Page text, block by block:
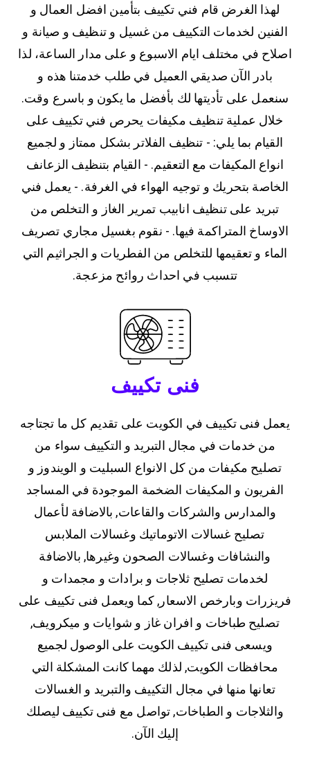
لهذا الغرض قام فني تكييف بتأمين افضل العمال و
الفنين لخدمات التكييف من غسيل و تنظيف و صيانة و
اصلاح في مختلف ايام الاسبوع و على مدار الساعة، لذا
بادر الآن صديقي العميل في طلب خدمتنا هذه و
سنعمل على تأديتها لك بأفضل ما يكون و باسرع وقت.
خلال عملية تنظيف مكيفات يحرص فني تكييف على
القيام بما يلي: - تنظيف الفلاتر بشكل ممتاز و لجميع
انواع المكيفات مع التعقيم. - القيام بتنظيف الزعانف
الخاصة بتحريك و توجيه الهواء في الغرفة. - يعمل فني
تبريد على تنظيف انابيب تمرير الغاز و التخلص من
الاوساخ المتراكمة فيها. - نقوم بغسيل مجاري تصريف
الماء و تعقيمها للتخلص من الفطريات و الجراثيم التي
تتسبب في احداث روائح مزعجة.
فنى تكييف
يعمل فنى تكييف في الكويت على تقديم كل ما تجتاجه
من خدمات في مجال التبريد و التكييف سواء من
تصليح مكيفات من كل الانواع السبليت و الويندوز و
الفريون و المكيفات الضخمة الموجودة في المساجد
والمدارس والشركات والقاعات, بالاضافة لأعمال
تصليح غسالات الاتوماتيك وغسالات الملابس
والنشافات وغسالات الصحون وغيرها, بالاضافة
لخدمات تصليح ثلاجات و برادات و مجمدات و
فريزرات وبارخص الاسعار, كما ويعمل فنى تكييف على
تصليح طباخات و افران غاز و شوايات و ميكرويف,
ويسعى فنى تكييف الكويت على الوصول لجميع
محافظات الكويت, لذلك مهما كانت المشكلة التي
تعانها منها في مجال التكييف والتبريد و الغسالات
والثلاجات و الطباخات, تواصل مع فنى تكييف ليصلك
إليك الآن.